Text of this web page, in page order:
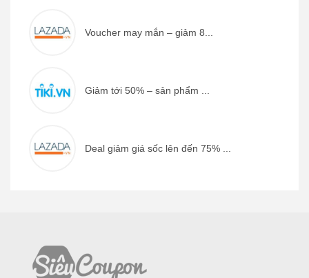
Voucher may mắn – giảm 8...
Giảm tới 50% – sản phẩm ...
Deal giảm giá sốc lên đến 75% ...